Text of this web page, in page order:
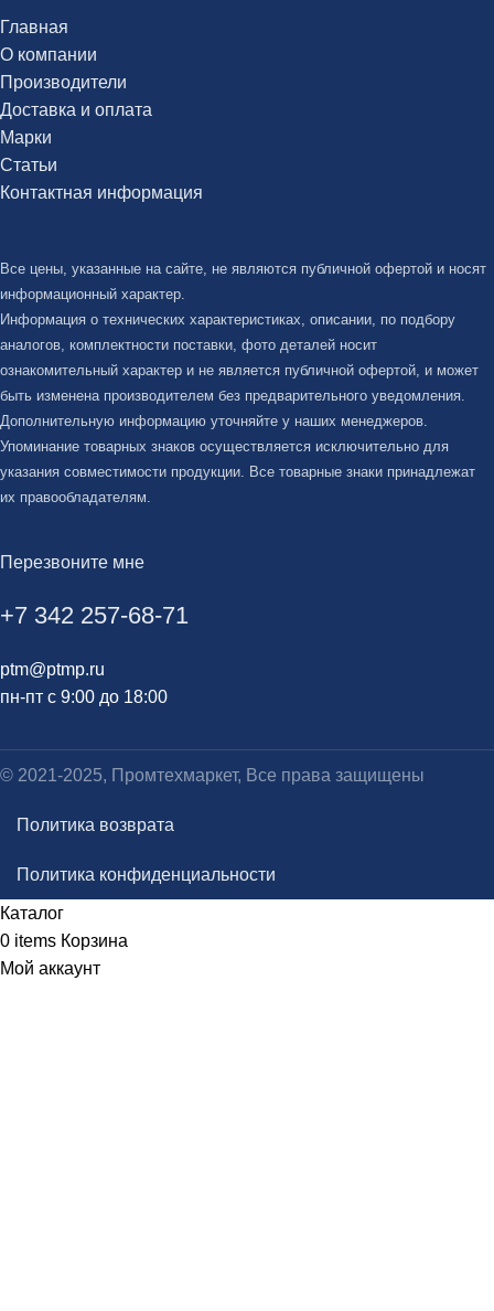
Главная
О компании
Производители
Доставка и оплата
Марки
Статьи
Контактная информация
Все цены, указанные на сайте, не являются публичной офертой и носят
информационный характер.
Информация о технических характеристиках, описании, по подбору
аналогов, комплектности поставки, фото деталей носит
ознакомительный характер и не является публичной офертой, и может
быть изменена производителем без предварительного уведомления.
Дополнительную информацию уточняйте у наших менеджеров.
Упоминание товарных знаков осуществляется исключительно для
указания совместимости продукции. Все товарные знаки принадлежат
их правообладателям.
Перезвоните мне
+7 342 257-68-71
ptm@ptmp.ru
пн-пт с 9:00 до 18:00
© 2021-2025, Промтехмаркет, Все права защищены
Политика возврата
Политика конфиденциальности
Каталог
0 items Корзина
Мой аккаунт